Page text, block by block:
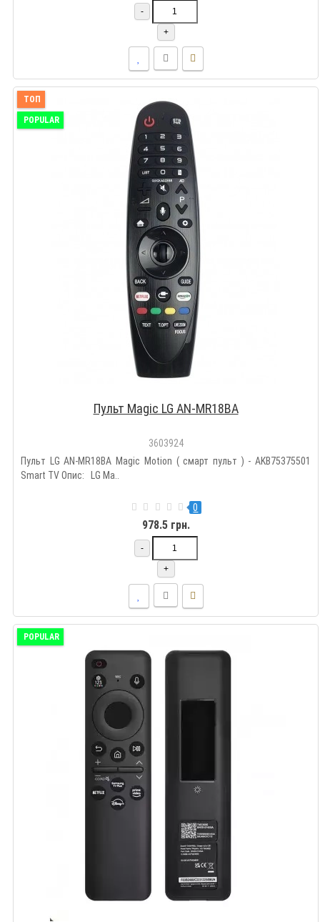
-
+
ТОП
POPULAR
Пульт Magic LG AN-MR18BA
3603924
Пульт LG AN-MR18BA Magic Motion ( смарт пульт ) - AKB75375501
Smart TV Опис: LG Ma..
0
978.5 грн.
-
+
POPULAR